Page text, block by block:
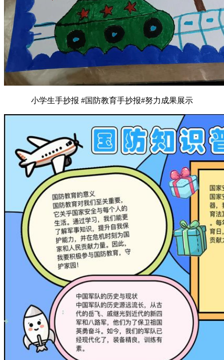
小学生手抄报 #国防教育手抄报#努力成果展示